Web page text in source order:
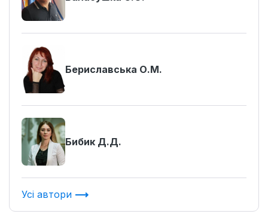
Бериславська О.М.
Бибик Д.Д.
Усі автори